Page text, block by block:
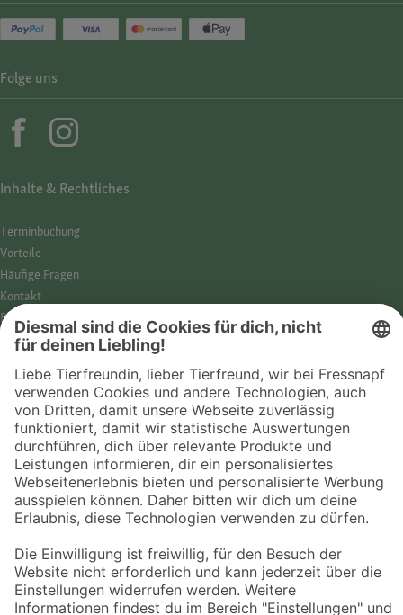
© 2026 Fressnapf Tiernahrungs GmbH
Inhalte & Rechtliches
Termin­buchung
Vorteile
Häufige Fragen
Kontakt
Barrierefreiheit
Impressum
Cookies
AGB
Entdecke Fressnapf
Tierversicherung
GPS-Tracker
Online-Shop
Folge uns